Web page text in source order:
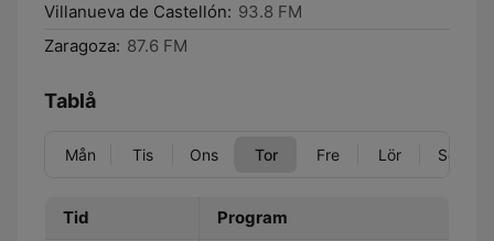
Villanueva de Castellón: 93.8 FM
Zaragoza: 87.6 FM
Tablå
Mån Tis Ons Tor Fre Lör Sön
Tid Program